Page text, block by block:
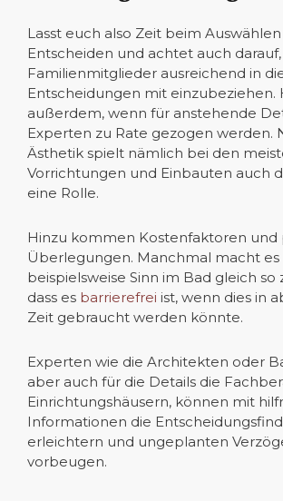
Lasst euch also Zeit beim
Entscheiden und achtet auch
Familienmitglieder ausreichend in
Entscheidungen mit einzubeziehen.
außerdem, wenn für anstehende
Experten zu Rate gezogen werden.
Ästhetik spielt nämlich bei den
Vorrichtungen und Einbauten auch
eine Rolle.
Hinzu kommen Kostenfaktoren und
Überlegungen. Manchmal macht es
beispielsweise Sinn im Bad gleich so
dass es barrierefrei ist, wenn dies in
Zeit gebraucht werden könnte.
Experten wie die Architekten oder
aber auch für die Details die
Einrichtungshäusern, können mit
Informationen die
erleichtern und ungeplanten
vorbeugen.